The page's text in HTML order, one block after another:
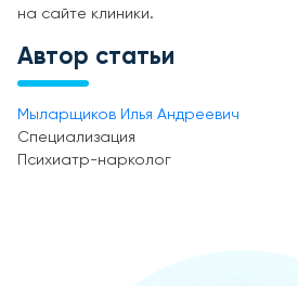
на сайте клиники.
Автор статьи
Мыларщиков Илья Андреевич
Специализация
Психиатр-нарколог